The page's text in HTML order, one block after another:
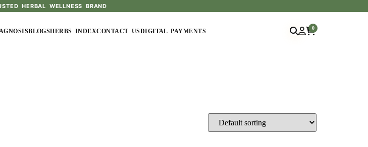
HERBAL WELLNESS BRAND
BLOGSHERBS INDEXCONTACT USDIGITAL PAYMENTS
0